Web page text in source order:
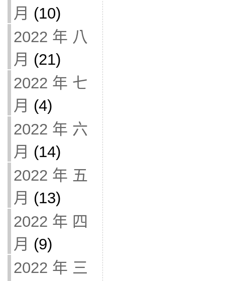
月 (10)
2022 年 八
月 (21)
2022 年 七
月 (4)
2022 年 六
月 (14)
2022 年 五
月 (13)
2022 年 四
月 (9)
2022 年 三